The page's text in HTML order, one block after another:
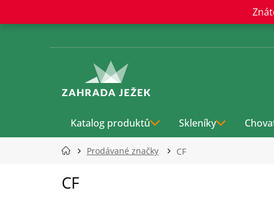
obsah
Katalog produktů Skleníky
Prodávané značky CF
CF